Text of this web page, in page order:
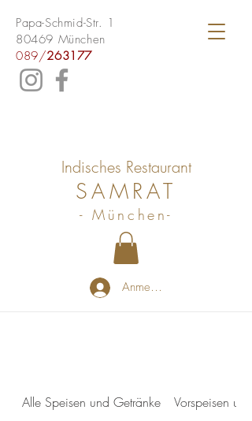
Papa-Schmid-Str. 1
80469 München
089/263177
Indisches Restaurant
SAMRAT
- München-
Anmelden
Alle Speisen und Getränke Vorspeisen und